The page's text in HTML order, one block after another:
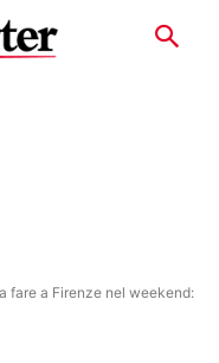
fare a Firenze nel weekend: